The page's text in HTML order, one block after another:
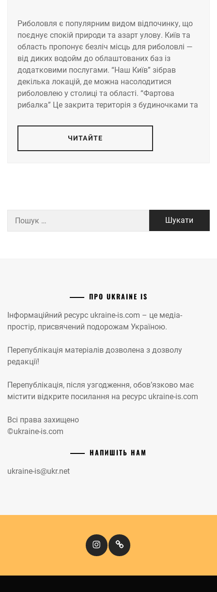
Риболовля є популярним видом відпочинку, що
поєднує спокій природи та азарт улову. Київ та
область пропонує безліч місць для риболовлі —
від диких водойм до облаштованих баз із
додатковими послугами. “Наш Київ” зібрав
декілька локацій, де можна насолодитися
риболовлею у столиці та області. “Фартова
рибалка” Це закрита територія з будиночками та
ЧИТАЙТЕ
ПРО UKRAINE IS
Інформаційний ресурс ukraine-is.com – це медіа-
простір, присвячений подорожам Україною.
Перепублікація матеріалів дозволена з дозволу
редакції!
Перепублікація, після узгодження, обов’язково має
містити відкрите посилання на ресурс ukraine-is.com
Всі права захищено
©ukraine-is.com
НАПИШІТЬ НАМ
ukraine-is@ukr.net
InstagramКіномандри